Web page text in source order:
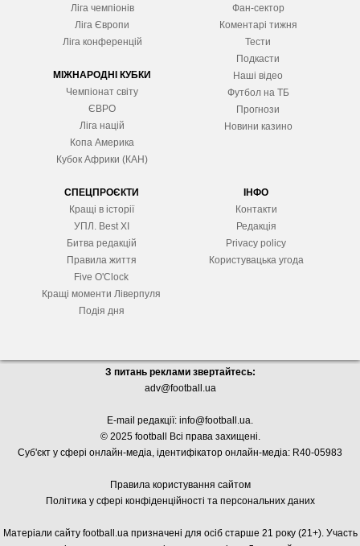
Ліга чемпіонів
Ліга Європи
Ліга конференцій
МІЖНАРОДНІ КУБКИ
Чемпіонат світу
ЄВРО
Ліга націй
Копа Америка
Кубок Африки (КАН)
Фан-сектор
Коментарі тижня
Тести
Подкасти
Наші відео
Футбол на ТБ
Прогнози
Новини казино
СПЕЦПРОЄКТИ
Кращі в історії
УПЛ. Best XІ
Битва редакцій
Правила життя
Five O'Clock
Кращі моменти Ліверпуля
Подія дня
ІНФО
Контакти
Редакція
Privacy policy
Користувацька угода
З питань реклами звертайтесь:
adv@football.ua
E-mail редакції: info@football.ua.
© 2025 football Всі права захищені.
Суб'єкт у сфері онлайн-медіа, ідентифікатор онлайн-медіа: R40-05983
Правила користування сайтом
Політика у сфері конфіденційності та персональних даних
Матеріали сайту football.ua призначені для осіб старше 21 року (21+). Участь